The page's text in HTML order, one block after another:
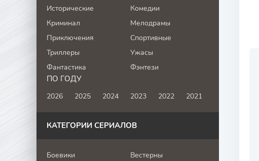
Исторические
Комедии
Криминал
Мелодрамы
Приключения
Спортивные
Триллеры
Ужасы
Фантастика
Фэнтези
ПО ГОДУ
2026 2025 2024 2023 2022 2021
КАТЕГОРИИ СЕРИАЛОВ
Боевики
Вестерны